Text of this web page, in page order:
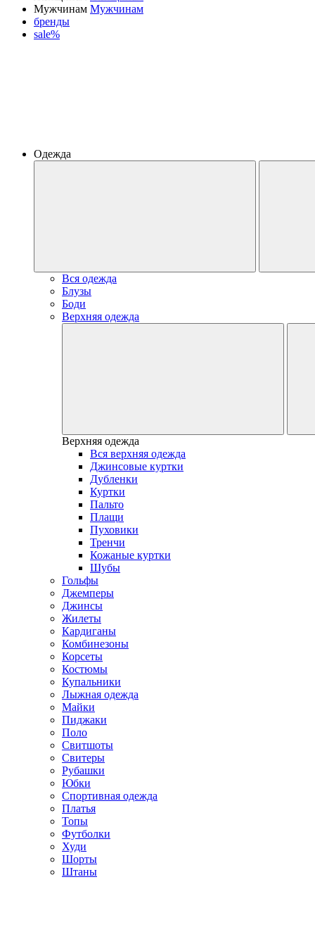
Мужчинам Мужчинам
бренды
sale%
Одежда
Вся одежда
Блузы
Боди
Верхняя одежда
Верхняя одежда
Вся верхняя одежда
Джинсовые куртки
Дубленки
Куртки
Пальто
Плащи
Пуховики
Тренчи
Кожаные куртки
Шубы
Гольфы
Джемперы
Джинсы
Жилеты
Кардиганы
Комбинезоны
Корсеты
Костюмы
Купальники
Лыжная одежда
Майки
Пиджаки
Поло
Свитшоты
Свитеры
Рубашки
Юбки
Спортивная одежда
Платья
Топы
Футболки
Худи
Шорты
Штаны